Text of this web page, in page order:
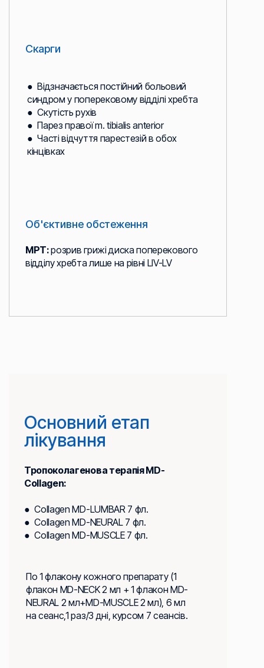
Скарги
Об'єктивне обстеження
● Відзначається постійний больовий
синдром у поперековому відділі хребта
● Скутість рухів
● Парез правої m. tibialis anterior
● Часті відчуття парестезій в обох
кінцівках
МРТ:розрив грижі диска поперекового
відділу хребта лише на рівні LIV-LV
Основний етап
лікування
Тропоколагенова терапія MD-
Collagen:
● Collagen MD-LUMBAR 7 фл.
● Collagen MD-NEURAL 7 фл.
● Collagen MD-MUSCLE 7 фл.
По 1 флакону кожного препарату (1
флакон MD-NECK 2 мл + 1 флакон MD-
NEURAL 2 мл+MD-MUSCLE 2 мл), 6 мл
на сеанс,1 раз/3 дні, курсом 7 сеансів.